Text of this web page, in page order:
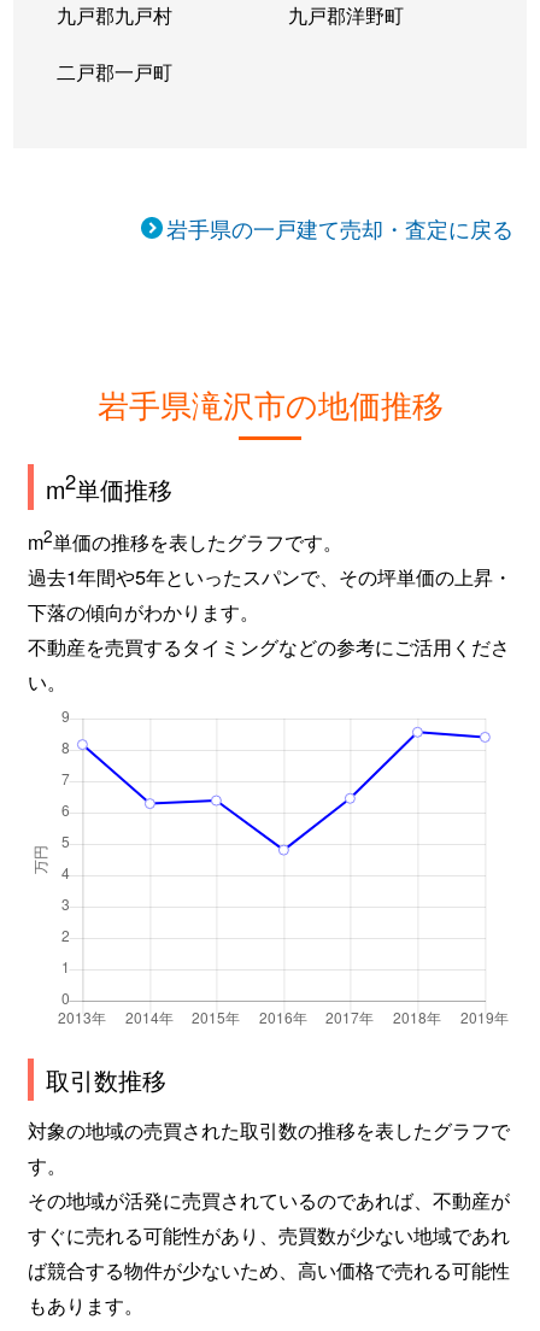
九戸郡九戸村 九戸郡洋野町
二戸郡一戸町
岩手県の一戸建て売却・査定に戻る
岩手県滝沢市の地価推移
m2単価推移
m2単価の推移を表したグラフです。
過去1年間や5年といったスパンで、その坪単価の上昇・
下落の傾向がわかります。
不動産を売買するタイミングなどの参考にご活用くださ
い。
取引数推移
対象の地域の売買された取引数の推移を表したグラフで
す。
その地域が活発に売買されているのであれば、不動産が
すぐに売れる可能性があり、売買数が少ない地域であれ
ば競合する物件が少ないため、高い価格で売れる可能性
もあります。